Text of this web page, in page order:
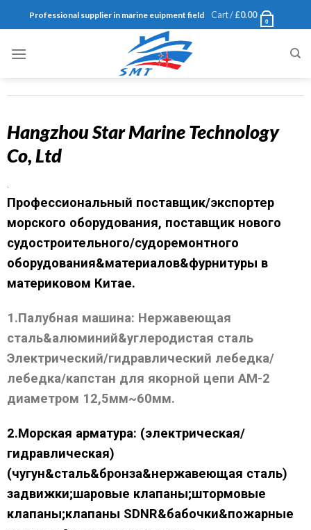
Professional supplier in marine euipment field Cart /£0.00
0
Hangzhou Star Marine Technology
Co, Ltd
.
Профессиональный поставщик/экспортер
морского оборудования, поставщик нового
судостроительного/судоремонтного
оборудования&материалов&фурнитуры в
материковом Китае.
1.Палубная машина: Нержавеющая
сталь&алюминий&углеродистая сталь
Электрический/гидравлический лебедка/
лебедка/капстан для якорной цепи AM-2
диаметром 12,5мм~60мм.
2.Морская арматура: (электрическая/
гидравлическая)
(чугун&сталь&бронза&нержавеющая сталь)
задвижки;шаровые клапаны;штормовые
клапаны;клапаны SDNR&бабочки&пожарные